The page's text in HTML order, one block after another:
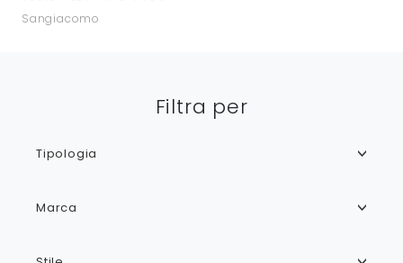
Sangiacomo
Filtra per
Tipologia
Marca